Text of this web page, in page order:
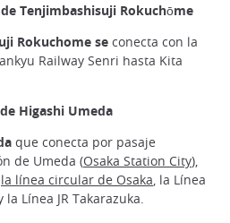
Tenjimbashisuji Rokuchōme
Rokuchome se conecta con la
Railway Senri hasta Kita
Higashi Umeda
que conecta por pasaje
de Umeda (Osaka Station City),
la línea circular de Osaka, la Línea
la Línea JR Takarazuka.